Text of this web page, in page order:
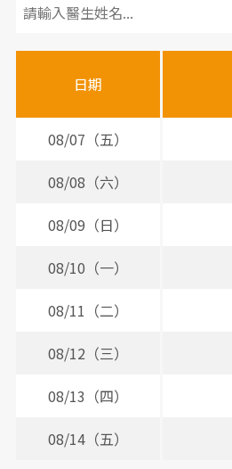
診
醫
時
日期
08/07（五）
08/08（六）
08/09（日）
08/10（一）
08/11（二）
08/12（三）
08/13（四）
08/14（五）